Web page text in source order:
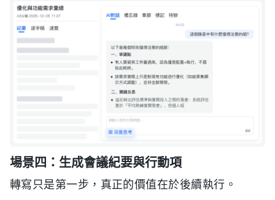
場景四：生成會議紀要與行動項
轉寫只是第一步，真正的價值在於後續執行。